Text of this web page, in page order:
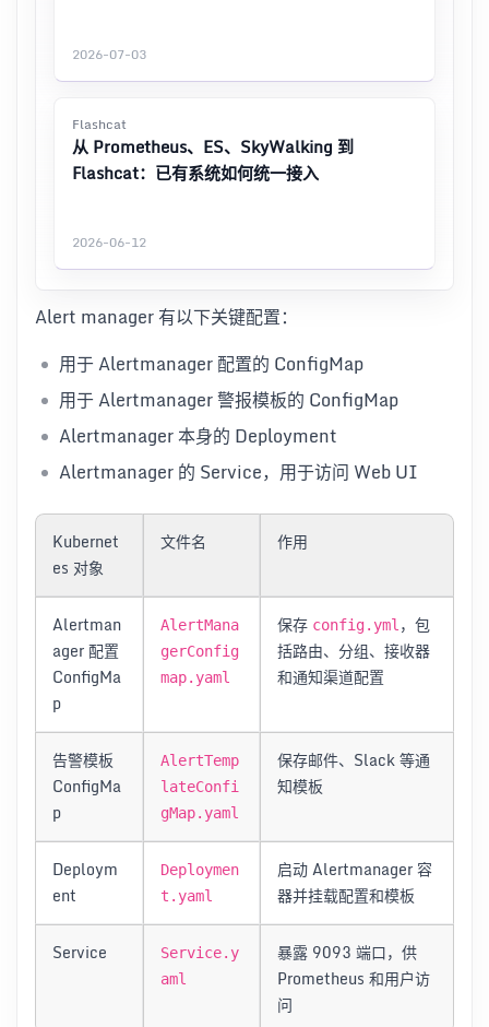
2026-07-03
Flashcat
从 Prometheus、ES、SkyWalking 到
Flashcat：已有系统如何统一接入
2026-06-12
Alert manager 有以下关键配置：
用于 Alertmanager 配置的 ConfigMap
用于 Alertmanager 警报模板的 ConfigMap
Alertmanager 本身的 Deployment
Alertmanager 的 Service，用于访问 Web UI
Kubernet
es 对象
文件名 作用
Alertman
ager 配置
ConfigMa
p
AlertMana
gerConfig
map.yaml
保存 config.yml ，包
括路由、分组、接收器
和通知渠道配置
告警模板
ConfigMa
p
AlertTemp
lateConfi
gMap.yaml
保存邮件、Slack 等通
知模板
Deploym
ent
Deploymen
t.yaml
启动 Alertmanager 容
器并挂载配置和模板
Service
Service.y
aml
暴露 9093 端口，供
Prometheus 和用户访
问